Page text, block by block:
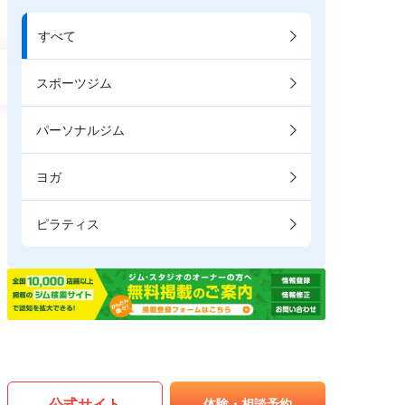
すべて
スポーツジム
パーソナルジム
ヨガ
ピラティス